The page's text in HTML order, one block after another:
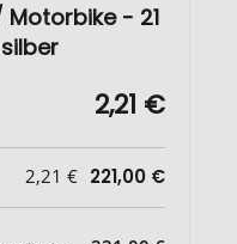
Motorbike - 21
2,21 €
2,21 € 221,00 €